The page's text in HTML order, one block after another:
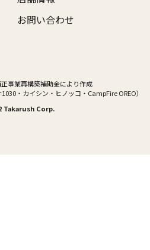
お問い合わせ
事業再構築補助金により作成
・カイシン・ヒノッコ・CampFire OREO）
Takarush Corp.